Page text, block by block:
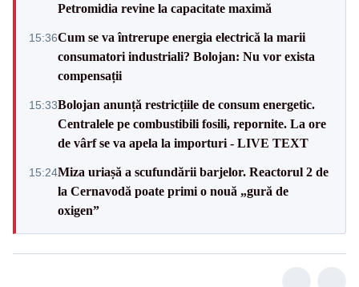
Petromidia revine la capacitate maximă
15:36Cum se va întrerupe energia electrică la marii
consumatori industriali? Bolojan: Nu vor exista
compensații
15:33Bolojan anunță restricțiile de consum energetic.
Centralele pe combustibili fosili, repornite. La ore
de vârf se va apela la importuri - LIVE TEXT
15:24Miza uriașă a scufundării barjelor. Reactorul 2 de
la Cernavodă poate primi o nouă „gură de
oxigen”